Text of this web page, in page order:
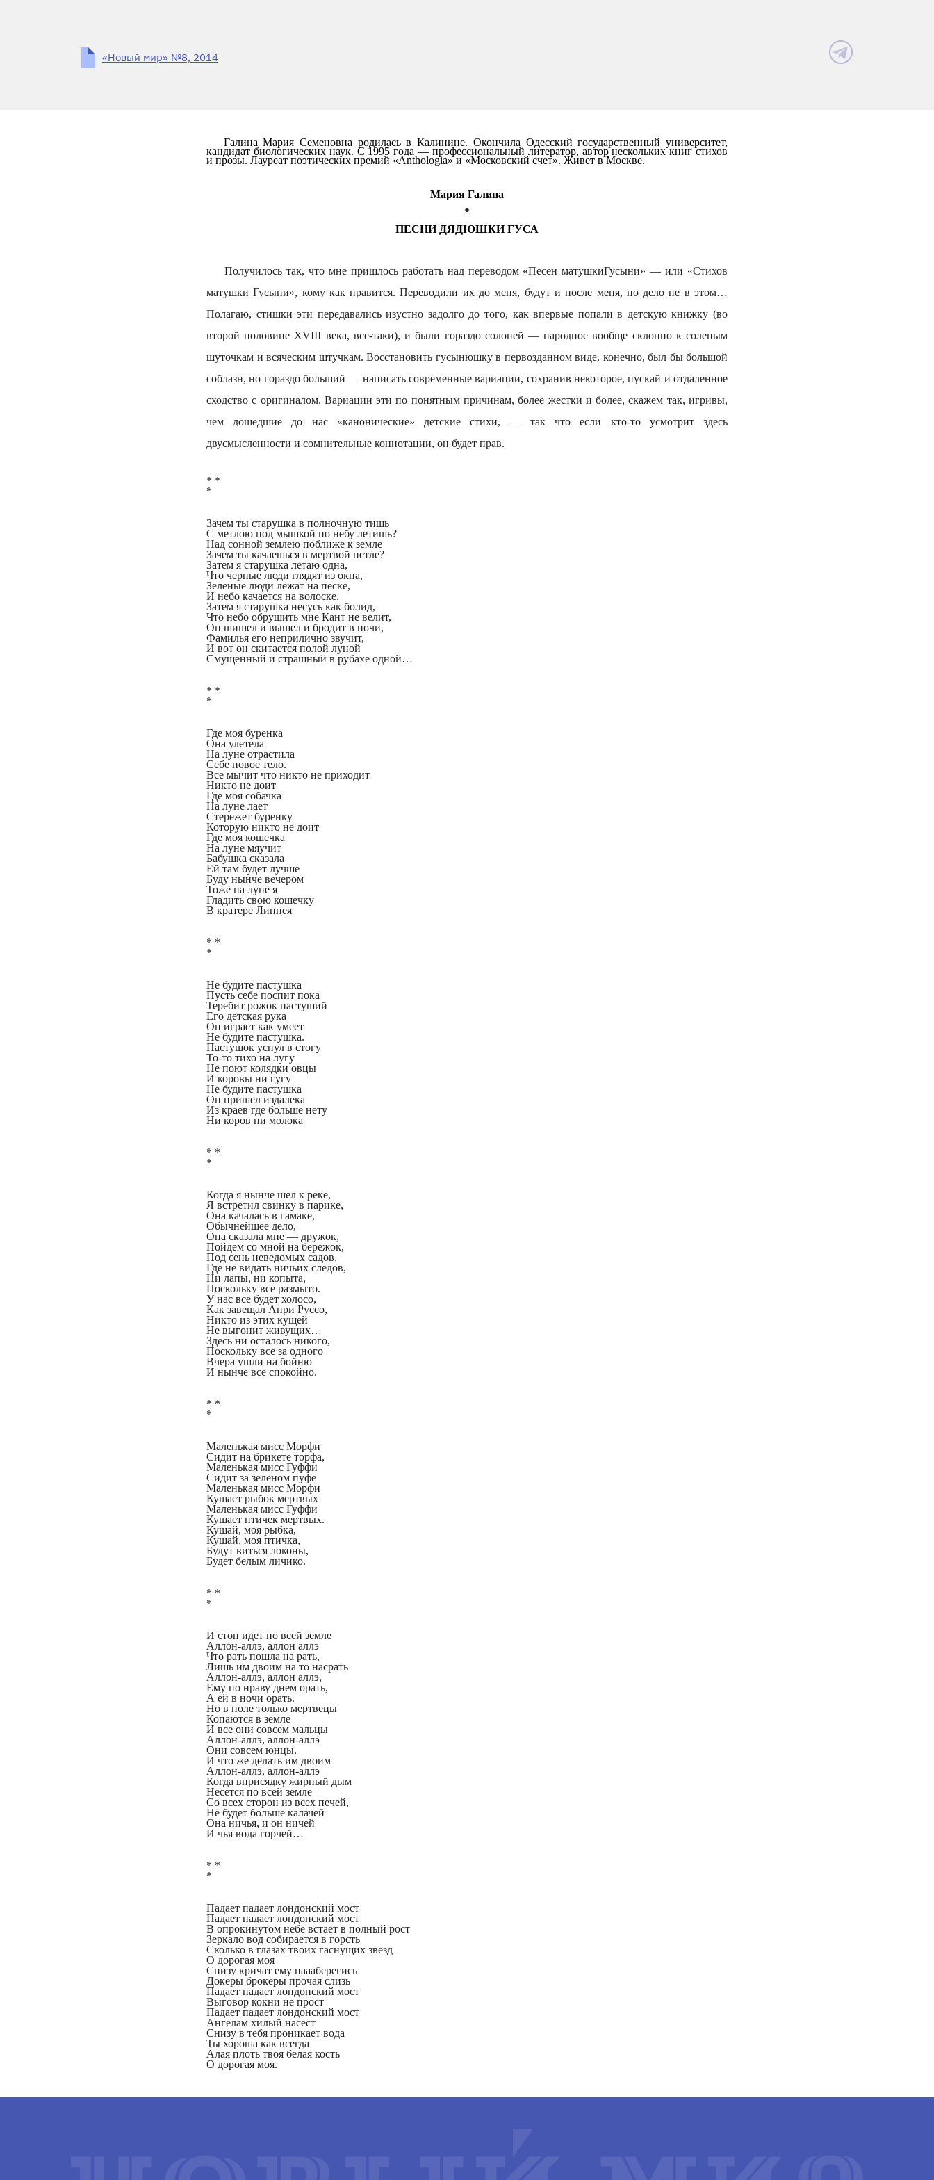
«Новый мир» №8, 2014
Галина Мария Семеновна родилась в Калинине. Окончила Одесский государственный университет,
кандидат биологических наук. С 1995 года — профессиональный литератор, автор нескольких книг стихов
и прозы. Лауреат поэтических премий «Anthologia» и «Московский счет». Живет в Москве.
Мария Галина
*
ПЕСНИ ДЯДЮШКИ ГУСА
Получилось так, что мне пришлось работать над переводом «Песен матушкиГусыни» — или «Стихов
матушки Гусыни», кому как нравится. Переводили их до меня, будут и после меня, но дело не в этом…
Полагаю, стишки эти передавались изустно задолго до того, как впервые попали в детскую книжку (во
второй половине ХVIII века, все-таки), и были гораздо солоней — народное вообще склонно к соленым
шуточкам и всяческим штучкам. Восстановить гусынюшку в первозданном виде, конечно, был бы большой
соблазн, но гораздо больший — написать современные вариации, сохранив некоторое, пускай и отдаленное
сходство с оригиналом. Вариации эти по понятным причинам, более жестки и более, скажем так, игривы,
чем дошедшие до нас «канонические» детские стихи, — так что если кто-то усмотрит здесь
двусмысленности и сомнительные коннотации, он будет прав.
* *
*
Зачем ты старушка в полночную тишь
С метлою под мышкой по небу летишь?
Над сонной землею поближе к земле
Зачем ты качаешься в мертвой петле?
Затем я старушка летаю одна,
Что черные люди глядят из окна,
Зеленые люди лежат на песке,
И небо качается на волоске.
Затем я старушка несусь как болид,
Что небо обрушить мне Кант не велит,
Он шишел и вышел и бродит в ночи,
Фамилья его неприлично звучит,
И вот он скитается полой луной
Смущенный и страшный в рубахе одной…
* *
*
Где моя буренка
Она улетела
На луне отрастила
Себе новое тело.
Все мычит что никто не приходит
Никто не доит
Где моя собачка
На луне лает
Стережет буренку
Которую никто не доит
Где моя кошечка
На луне мяучит
Бабушка сказала
Ей там будет лучше
Буду нынче вечером
Тоже на луне я
Гладить свою кошечку
В кратере Линнея
* *
*
Не будите пастушка
Пусть себе поспит пока
Теребит рожок пастуший
Его детская рука
Он играет как умеет
Не будите пастушка.
Пастушок уснул в стогу
То-то тихо на лугу
Не поют колядки овцы
И коровы ни гугу
Не будите пастушка
Он пришел издалека
Из краев где больше нету
Ни коров ни молока
* *
*
Когда я нынче шел к реке,
Я встретил свинку в парике,
Она качалась в гамаке,
Обычнейшее дело,
Она сказала мне — дружок,
Пойдем со мной на бережок,
Под сень неведомых садов,
Где не видать ничьих следов,
Ни лапы, ни копыта,
Поскольку все размыто.
У нас все будет холосо,
Как завещал Анри Руссо,
Никто из этих кущей
Не выгонит живущих…
Здесь ни осталось никого,
Поскольку все за одного
Вчера ушли на бойню
И нынче все спокойно.
* *
*
Маленькая мисс Морфи
Сидит на брикете торфа,
Маленькая мисс Гуффи
Сидит за зеленом пуфе
Маленькая мисс Морфи
Кушает рыбок мертвых
Маленькая мисс Гуффи
Кушает птичек мертвых.
Кушай, моя рыбка,
Кушай, моя птичка,
Будут виться локоны,
Будет белым личико.
* *
*
И стон идет по всей земле
Аллон-аллэ, аллон аллэ
Что рать пошла на рать,
Лишь им двоим на то насрать
Аллон-аллэ, аллон аллэ,
Ему по нраву днем орать,
А ей в ночи орать.
Но в поле только мертвецы
Копаются в земле
И все они совсем мальцы
Аллон-аллэ, аллон-аллэ
Они совсем юнцы.
И что же делать им двоим
Аллон-аллэ, аллон-аллэ
Когда вприсядку жирный дым
Несется по всей земле
Со всех сторон из всех печей,
Не будет больше калачей
Она ничья, и он ничей
И чья вода горчей…
* *
*
Падает падает лондонский мост
Падает падает лондонский мост
В опрокинутом небе встает в полный рост
Зеркало вод собирается в горсть
Сколько в глазах твоих гаснущих звезд
О дорогая моя
Снизу кричат ему паааберегись
Докеры брокеры прочая слизь
Падает падает лондонский мост
Выговор кокни не прост
Падает падает лондонский мост
Ангелам хилый насест
Снизу в тебя проникает вода
Ты хороша как всегда
Алая плоть твоя белая кость
О дорогая моя.